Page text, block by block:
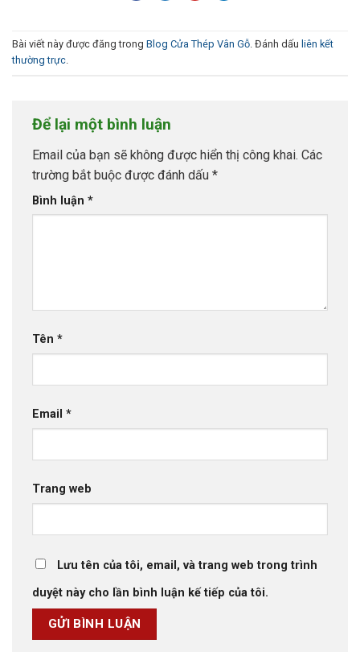
Bài viết này được đăng trong Blog Cửa Thép Vân Gỗ. Đánh dấu liên kết
thường trực.
Để lại một bình luận
Email của bạn sẽ không được hiển thị công khai. Các
trường bắt buộc được đánh dấu *
Bình luận *
Tên *
Email *
Trang web
Lưu tên của tôi, email, và trang web trong trình
duyệt này cho lần bình luận kế tiếp của tôi.